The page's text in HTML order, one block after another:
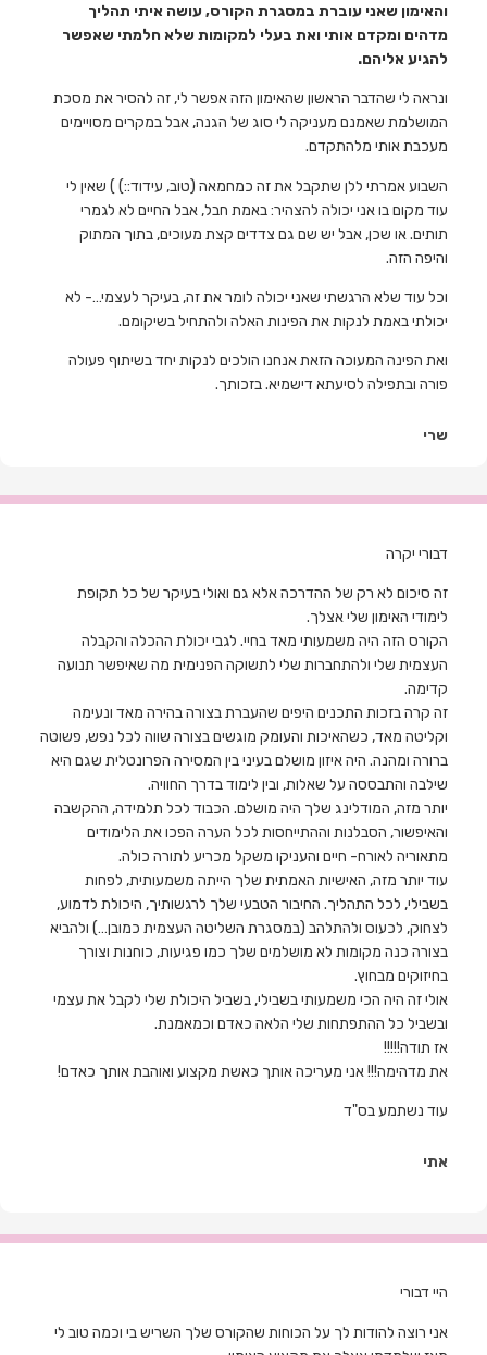
והאימון שאני עוברת במסגרת הקורס, עושה איתי תהליך
מדהים ומקדם אותי ואת בעלי למקומות שלא חלמתי שאפשר
להגיע אליהם.
ונראה לי שהדבר הראשון שהאימון הזה אפשר לי, זה להסיר את מסכת
המושלמת שאמנם מעניקה לי סוג של הגנה, אבל במקרים מסויימים
מעכבת אותי מלהתקדם.
השבוע אמרתי ללן שתקבל את זה כמחמאה (טוב, עידוד::) ) שאין לי
עוד מקום בו אני יכולה להצהיר: באמת חבל, אבל החיים לא לגמרי
תותים. או שכן, אבל יש שם גם צדדים קצת מעוכים, בתוך המתוק
והיפה הזה.
וכל עוד שלא הרגשתי שאני יכולה לומר את זה, בעיקר לעצמי…- לא
יכולתי באמת לנקות את הפינות האלה ולהתחיל בשיקומם.
ואת הפינה המעוכה הזאת אנחנו הולכים לנקות יחד בשיתוף פעולה
פורה ובתפילה לסיעתא דישמיא. בזכותך.
שרי
דבורי יקרה
זה סיכום לא רק של ההדרכה אלא גם ואולי בעיקר של כל תקופת
לימודי האימון שלי אצלך.
הקורס הזה היה משמעותי מאד בחיי. לגבי יכולת ההכלה והקבלה
העצמית שלי ולהתחברות שלי לתשוקה הפנימית מה שאיפשר תנועה
קדימה.
זה קרה בזכותהתכנים היפים שהעברת בצורה בהירה מאד ונעימה
וקליטה מאד, כשהאיכות והעומק מוגשים בצורה שווה לכל נפש, פשוטה
ברורה ומהנה. היה איזון מושלם בעיני בין המסירה הפרונטלית שגם היא
שילבה והתבססה על שאלות, ובין לימוד בדרך החוויה.
יותר מזה, המודלינג שלך היה מושלם. הכבוד לכל תלמידה, ההקשבה
והאיפשור, הסבלנות וההתייחסות לכל הערה הפכו את הלימודים
מתאוריה לאורח- חיים והעניקו משקל מכריע לתורה כולה.
עוד יותר מזה, האישיות האמתית שלך הייתה משמעותית, לפחות
בשבילי, לכל התהליך. החיבור הטבעי שלך לרגשותיך, היכולת לדמוע,
לצחוק, לכעוס ולהתלהב (במסגרת השליטה העצמית כמובן…) ולהביא
בצורה כנה מקומות לא מושלמים שלך כמו פגיעות, כוחנות וצורך
בחיזוקים מבחוץ.
אולי זה היה הכי משמעותי בשבילי, בשביל היכולת שלי לקבל את עצמי
ובשביל כל ההתפתחות שלי הלאה כאדם וכמאמנת.
אז תודה!!!!!
את מדהימה!!! אני מעריכה אותך כאשת מקצוע ואוהבת אותך כאדם!
עוד נשתמע בס"ד
אתי
היי דבורי
אני רוצה להודות לך על הכוחות שהקורס שלך השריש בי וכמה טוב לי